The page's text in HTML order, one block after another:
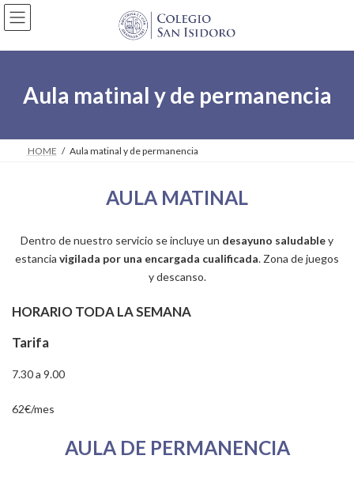
Saltar
contenido
Saltar
la
Aula matinal y de permanencia
HOME Aula matinal y de permanencia
AULA MATINAL
Dentro de nuestro servicio se incluye un desayuno saludabley
estancia vigilada por una encargada cualificada. Zona de juegos
y descanso.
HORARIO TODA LA SEMANA
Tarifa
7.30 a 9.00
62€/mes
AULA DE PERMANENCIA